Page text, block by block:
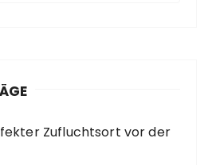
Zufluchtsort vor der